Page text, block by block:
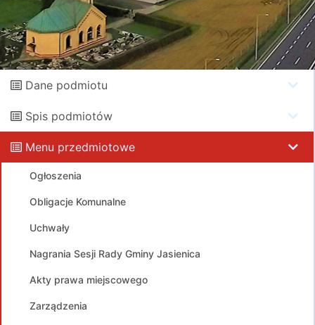
Dane podmiotu
Spis podmiotów
Menu przedmiotowe
Ogłoszenia
Obligacje Komunalne
Uchwały
Nagrania Sesji Rady Gminy Jasienica
Akty prawa miejscowego
Zarządzenia